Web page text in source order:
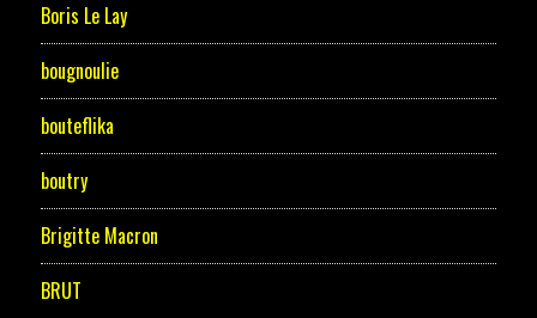
Boris Le Lay
bougnoulie
bouteflika
boutry
Brigitte Macron
BRUT